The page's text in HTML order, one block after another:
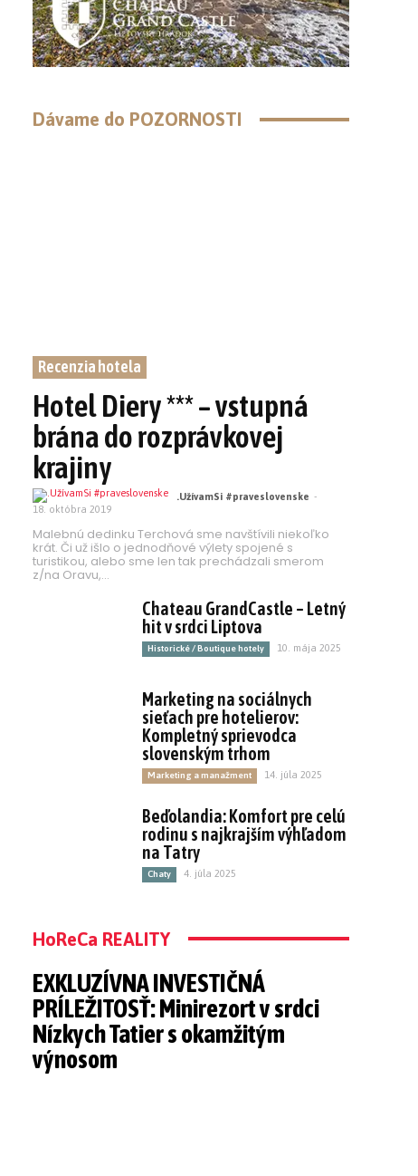
Dávame do POZORNOSTI
Recenzia hotela
Hotel Diery *** – vstupná
brána do rozprávkovej
krajiny
.UžívamSi #praveslovenske -
18. októbra 2019
Malebnú dedinku Terchová sme navštívili niekoľko
krát. Či už išlo o jednodňové výlety spojené s
turistikou, alebo sme len tak prechádzali smerom
z/na Oravu,...
Chateau GrandCastle – Letný
hit v srdci Liptova
Historické / Boutique hotely 10. mája 2025
Marketing na sociálnych
sieťach pre hotelierov:
Kompletný sprievodca
slovenským trhom
Marketing a manažment 14. júla 2025
Beďolandia: Komfort pre celú
rodinu s najkrajším výhľadom
na Tatry
Chaty 4. júla 2025
HoReCa REALITY
EXKLUZÍVNA INVESTIČNÁ
PRÍLEŽITOSŤ: Minirezort v srdci
Nízkych Tatier s okamžitým
výnosom